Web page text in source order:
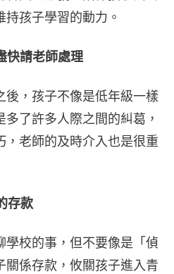
孩子學習的動力。
快請老師處理
後，孩子不像是低年級一樣
了許多人際之間的糾葛，
，老師的及時介入也是很重
存款
學校的事，但不要像是「偵
關係存款，攸關孩子進入青